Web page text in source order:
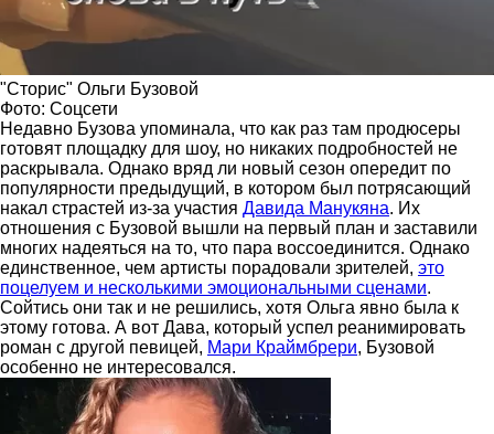
"Сторис" Ольги Бузовой
Фото: Соцсети
Недавно Бузова упоминала, что как раз там продюсеры
готовят площадку для шоу, но никаких подробностей не
раскрывала. Однако вряд ли новый сезон опередит по
популярности предыдущий, в котором был потрясающий
накал страстей из-за участия Давида Манукяна. Их
отношения с Бузовой вышли на первый план и заставили
многих надеяться на то, что пара воссоединится. Однако
единственное, чем артисты порадовали зрителей, это
поцелуем и несколькими эмоциональными сценами.
Сойтись они так и не решились, хотя Ольга явно была к
этому готова. А вот Дава, который успел реанимировать
роман с другой певицей, Мари Краймбрери, Бузовой
особенно не интересовался.